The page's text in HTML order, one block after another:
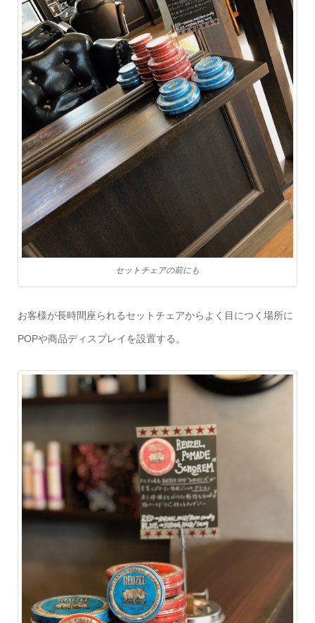
セットチェアの前にも
お客様が長時間座られるセットチェアからよく目につく場所に
POPや商品ディスプレイを設置する。